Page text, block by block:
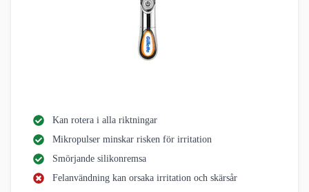
Kan rotera i alla riktningar
Mikropulser minskar risken för irritation
Smörjande silikonremsa
Felanvändning kan orsaka irritation och skärsår